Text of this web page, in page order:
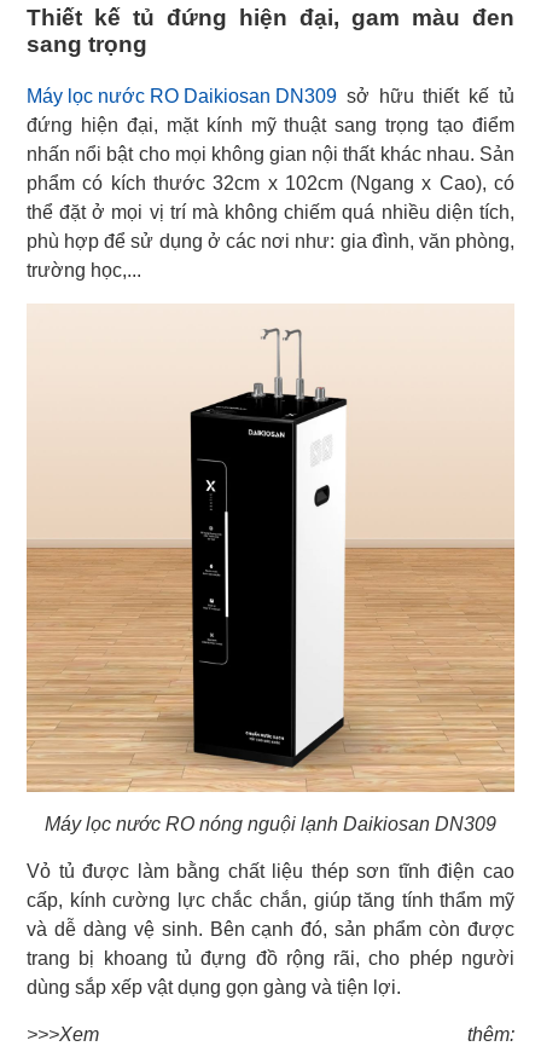
Thiết kế tủ đứng hiện đại, gam màu đen
sang trọng
Máy lọc nước RO Daikiosan DN309 sở hữu thiết kế tủ
đứng hiện đại, mặt kính mỹ thuật sang trọng tạo điểm
nhấn nổi bật cho mọi không gian nội thất khác nhau. Sản
phẩm có kích thước 32cm x 102cm (Ngang x Cao), có
thể đặt ở mọi vị trí mà không chiếm quá nhiều diện tích,
phù hợp để sử dụng ở các nơi như: gia đình, văn phòng,
trường học,...
Máy lọc nước RO nóng nguội lạnh Daikiosan DN309
Vỏ tủ được làm bằng chất liệu thép sơn tĩnh điện cao
cấp, kính cường lực chắc chắn, giúp tăng tính thẩm mỹ
và dễ dàng vệ sinh. Bên cạnh đó, sản phẩm còn được
trang bị khoang tủ đựng đồ rộng rãi, cho phép người
dùng sắp xếp vật dụng gọn gàng và tiện lợi.